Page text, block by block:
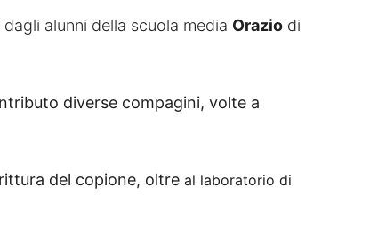
alunni della scuola media Orazio di
diverse compagini, volte a
del copione, oltre al laboratorio di